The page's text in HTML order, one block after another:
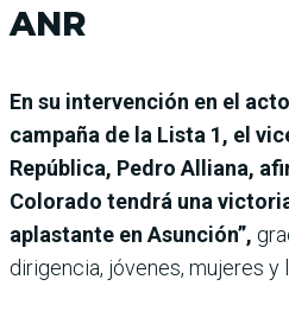
ANR
En su intervención en el
campaña de la Lista 1, el
República, Pedro Alliana,
Colorado tendrá una
aplastante en Asunción”,
dirigencia, jóvenes, mujeres y